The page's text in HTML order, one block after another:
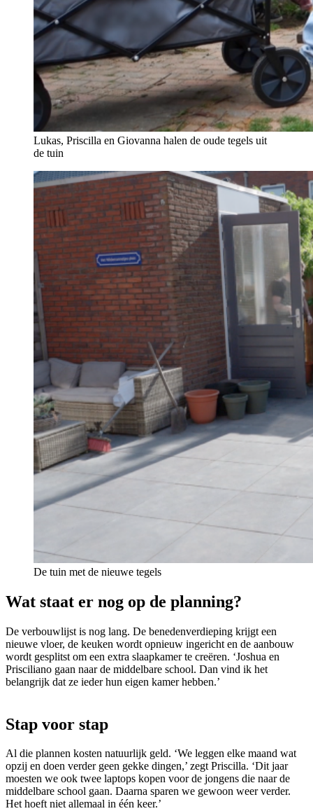
Lukas, Priscilla en Giovanna halen de oude tegels uit
de tuin
De tuin met de nieuwe tegels
Wat staat er nog op de planning?
De verbouwlijst is nog lang. De benedenverdieping krijgt een
nieuwe vloer, de keuken wordt opnieuw ingericht en de aanbouw
wordt gesplitst om een extra slaapkamer te creëren. ‘Joshua en
Prisciliano gaan naar de middelbare school. Dan vind ik het
belangrijk dat ze ieder hun eigen kamer hebben.’
Stap voor stap
Al die plannen kosten natuurlijk geld. ‘We leggen elke maand wat
opzij en doen verder geen gekke dingen,’ zegt Priscilla. ‘Dit jaar
moesten we ook twee laptops kopen voor de jongens die naar de
middelbare school gaan. Daarna sparen we gewoon weer verder.
Het hoeft niet allemaal in één keer.’